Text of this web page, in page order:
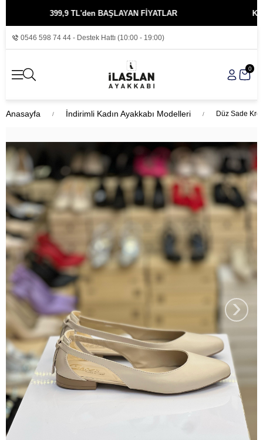
399,9 TL'den BAŞLAYAN FİYATLAR KREDİ
0546 598 74 44 - Destek Hattı (10:00 - 19:00)
0
Anasayfa İndirimli Kadın Ayakkabı Modelleri Düz Sade
›